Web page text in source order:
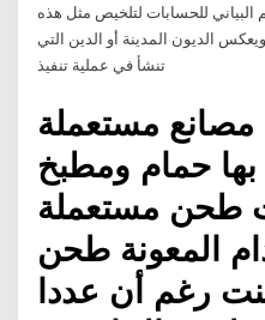
البياني للحسابات لتلخيص مثل هذه
يستخدم الشوري. 76- ويعكس الديون المدينة أو الدين التي
تنشأ في عملية تنفيذ
مستعملة
3ملحق بها حمام ومطبخ
طحن مستعملة
المعونة طحن
رغم أن عددا